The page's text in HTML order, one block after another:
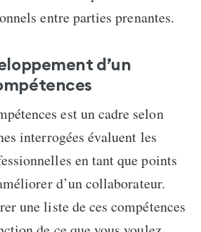
entre parties prenantes.
d’un
est un cadre selon
interrogées évaluent les
en tant que points
d’un collaborateur.
une liste de ces compétences